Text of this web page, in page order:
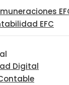
EFC
Digital